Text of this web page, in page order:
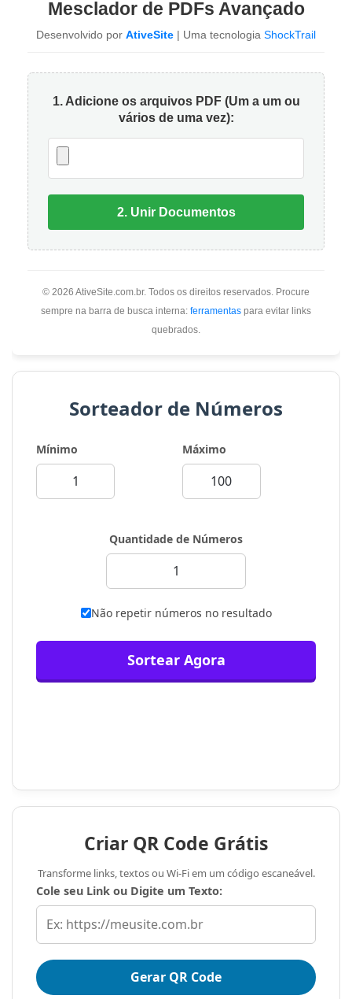
Mesclador de PDFs Avançado
Desenvolvido por AtiveSite | Uma tecnologia ShockTrail
1. Adicione os arquivos PDF (Um a um ou
vários de uma vez):
2. Unir Documentos
© 2026 AtiveSite.com.br. Todos os direitos reservados. Procure
sempre na barra de busca interna: ferramentas para evitar links
quebrados.
Sorteador de Números
Mínimo Máximo
Quantidade de Números
Não repetir números no resultado
Sortear Agora
Criar QR Code Grátis
Transforme links, textos ou Wi-Fi em um código escaneável.
Cole seu Link ou Digite um Texto:
Gerar QR Code